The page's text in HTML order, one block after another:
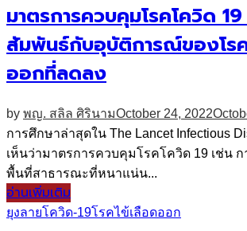
มาตรการควบคุมโรคโควิด
สัมพันธ์กับอุบัติการณ์ของโร
ออกที่ลดลง
by พญ. สลิล ศิรินามOctober 24, 2022
การศึกษาล่าสุดใน The Lancet Infectious
เห็นว่ามาตรการควบคุมโรคโควิด 19 เช่น ก
พื้นที่สาธารณะที่หนาแน่น...
อ่านเพิ่มเติม
ยุงลายโควิด-19โรคไข้เลือดออก